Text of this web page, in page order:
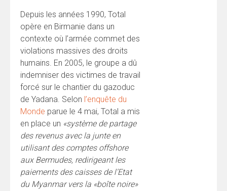
Depuis les années 1990, Total
opère en Birmanie dans un
contexte où l’armée commet des
violations massives des droits
humains. En 2005, le groupe a dû
indemniser des victimes de travail
forcé sur le chantier du gazoduc
de Yadana. Selon l’enquête du
Monde parue le 4 mai, Total a mis
en place un «système de partage
des revenus avec la junte en
utilisant des comptes offshore
aux Bermudes, redirigeant les
paiements des caisses de l’Etat
du Myanmar vers la «boîte noire»